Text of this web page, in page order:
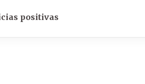
positivas